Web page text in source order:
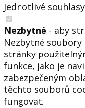
Jednotlivé souhlasy
Nezbytné - aby
Nezbytné
stránky
funkce, jako je
zabezpečeným
těchto souborů
fungovat.